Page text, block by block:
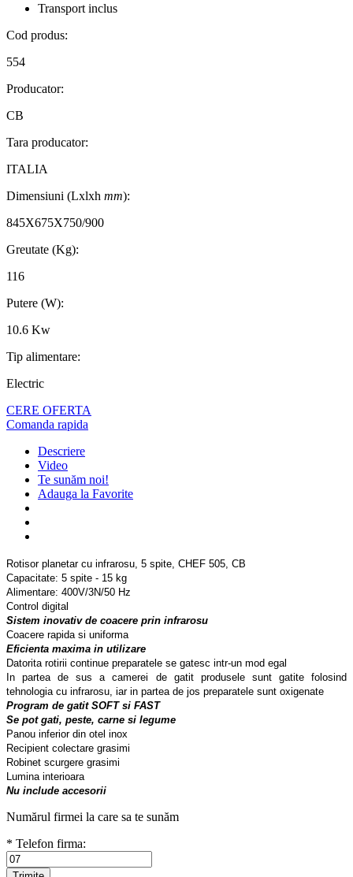
Transport inclus
Cod produs:
554
Producator:
CB
Tara producator:
ITALIA
Dimensiuni (Lxlxh mm):
845X675X750/900
Greutate (Kg):
116
Putere (W):
10.6 Kw
Tip alimentare:
Electric
CERE OFERTA
Comanda rapida
Descriere
Video
Te sunăm noi!
Adauga la Favorite
Rotisor planetar cu infrarosu, 5 spite, CHEF 505, CB
Capacitate: 5 spite - 15 kg
Alimentare: 400V/3N/50 Hz
Control digital
Sistem inovativ de coacere prin infrarosu
Coacere rapida si uniforma
Eficienta maxima in utilizare
Datorita rotirii continue preparatele se gatesc intr-un mod egal
In partea de sus a camerei de gatit produsele sunt gatite folosind
tehnologia cu infrarosu, iar in partea de jos preparatele sunt oxigenate
Program de gatit SOFT si FAST
Se pot gati, peste, carne si legume
Panou inferior din otel inox
Recipient colectare grasimi
Robinet scurgere grasimi
Lumina interioara
Nu include accesorii
Numărul firmei la care sa te sunăm
* Telefon firma: